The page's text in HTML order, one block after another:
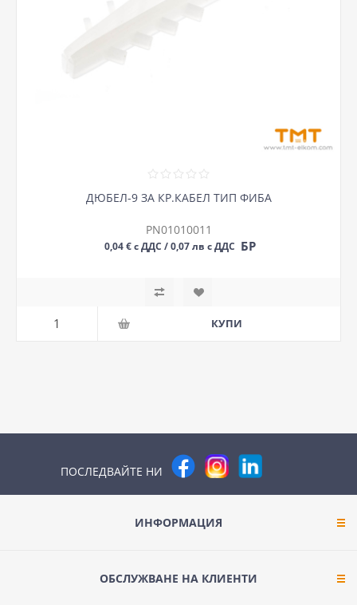
ДЮБЕЛ-9 ЗА КР.КАБЕЛ ТИП ФИБА
PN01010011
0,04 € с ДДС / 0,07 лв с ДДС БР
ПОСЛЕДВАЙТЕ НИ
ИНФОРМАЦИЯ
ОБСЛУЖВАНЕ НА КЛИЕНТИ